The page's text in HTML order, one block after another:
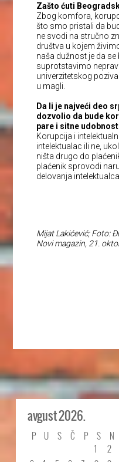
Zašto ćuti
Zbog komfora,
što smo pristali da
ne svodi na stručno
društva u kojem
naša dužnost je da
suprotstavimo
univerzitetskog
u magli.
Da li je najveći deo
dozvolio da bude
pare i sitne
Korupcija i
intelektualac ili ne,
ništa drugo do
plaćenik sprovodi
delovanja intelektualca
Mijat Lakićević; Foto:
Novi magazin, 21.
avgust 2026.
P U S Č P S
N
1
2